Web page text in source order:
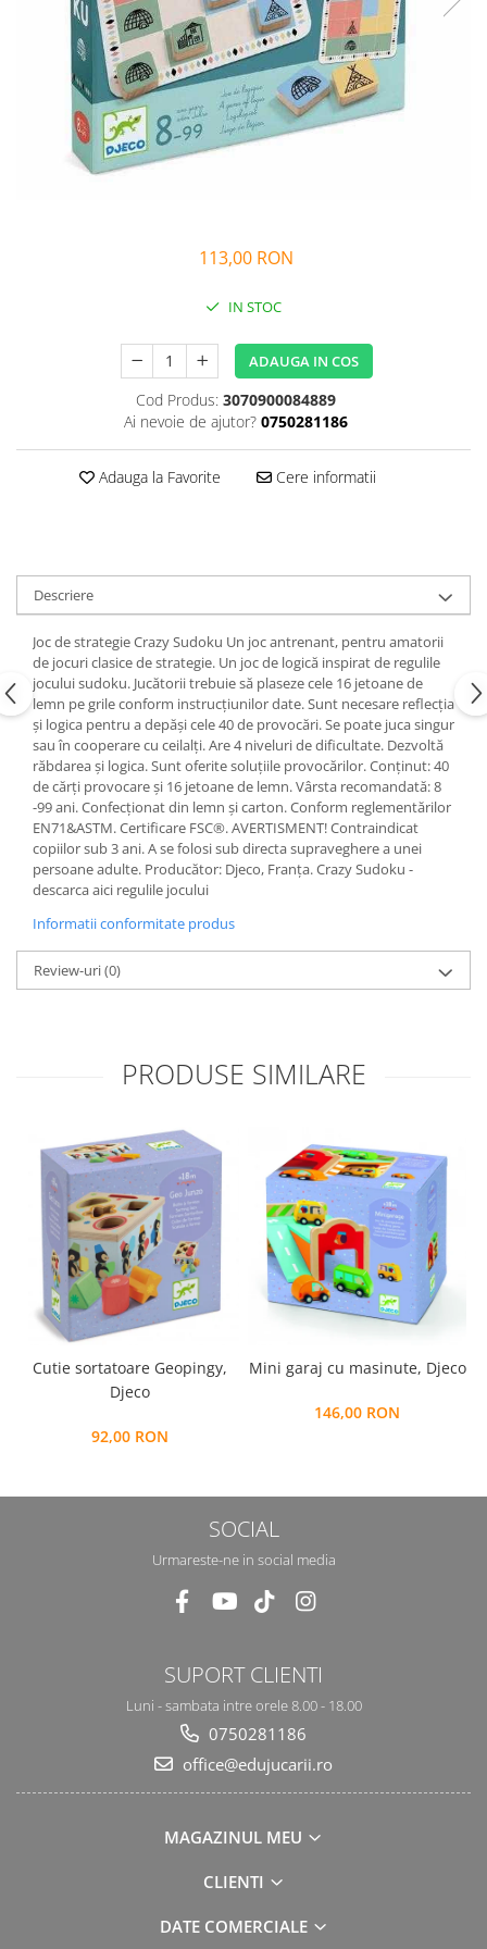
Alfabet si matematica
Jocuri de memorie si inteligenta
Seria Lectia de sanatate
Editura Litera
Editura Galaxia Copiilor
Colectia PIXI
Pisicile Războinice
Colectia Pia Papadia
113,00 RON
IN STOC
ADAUGA IN COS
Cod Produs: 3070900084889
Ai nevoie de ajutor? 0750281186
Adauga la Favorite Cere informatii
Descriere
Joc de strategie Crazy Sudoku Un joc antrenant, pentru amatorii
de jocuri clasice de strategie. Un joc de logică inspirat de regulile
jocului sudoku. Jucătorii trebuie să plaseze cele 16 jetoane de
lemn pe grile conform instrucțiunilor date. Sunt necesare reflecția
și logica pentru a depăși cele 40 de provocări. Se poate juca singur
sau în cooperare cu ceilalți. Are 4 niveluri de dificultate. Dezvoltă
răbdarea și logica. Sunt oferite soluțiile provocărilor. Conținut: 40
de cărți provocare și 16 jetoane de lemn. Vârsta recomandată: 8
-99 ani. Confecționat din lemn şi carton. Conform reglementărilor
EN71&ASTM. Certificare FSC®. AVERTISMENT! Contraindicat
copiilor sub 3 ani. A se folosi sub directa supraveghere a unei
persoane adulte. Producător: Djeco, Franța. Crazy Sudoku -
descarca aici regulile jocului
Informatii conformitate produs
Review-uri(0)
PRODUSE SIMILARE
Cutie sortatoare Geopingy,
Djeco
92,00 RON
Mini garaj cu masinute, Djeco
146,00 RON
SOCIAL
Urmareste-ne in social media
SUPORT CLIENTI
Luni - sambata intre orele 8.00 - 18.00
0750281186
office@edujucarii.ro
MAGAZINUL MEU
CLIENTI
DATE COMERCIALE